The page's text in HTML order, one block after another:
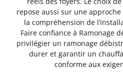
repose aussi sur une
la compréhension de
Faire confiance à Ramonage
privilégier un ramonage
durer et garantir un
conforme aux